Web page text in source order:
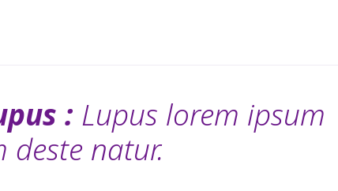
: Lupus lorem ipsum
deste natur.